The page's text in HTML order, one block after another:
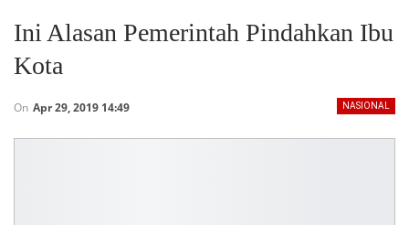
Ini Alasan Pemerintah Pindahkan Ibu
Kota
NASIONAL
On Apr 29, 2019 14:49